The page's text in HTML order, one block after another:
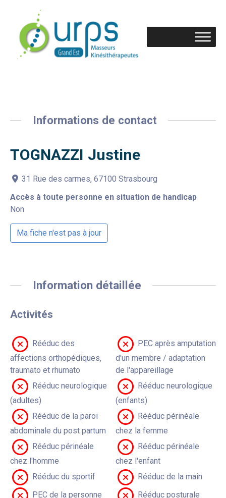
Informations de contact
TOGNAZZI Justine
31 Rue des carmes, 67100 Strasbourg
Accès à toute personne en situation de handicap
Non
Ma fiche n'est pas à jour
Information détaillée
Activités
Rééduc des
affections orthopédiques,
traumato et rhumato
PEC après amputation
d'un membre / adaptation
de l'appareillage
Rééduc neurologique
(adultes)
Rééduc neurologique
(enfants)
Rééduc de la paroi
abdominale du post partum
Rééduc périnéale
chez la femme
Rééduc périnéale
chez l'homme
Rééduc périnéale
chez l'enfant
Rééduc du sportif
Rééduc de la main
PEC de la personne
Rééduc posturale